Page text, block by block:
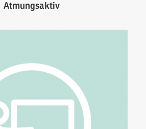
Atmungsaktiv